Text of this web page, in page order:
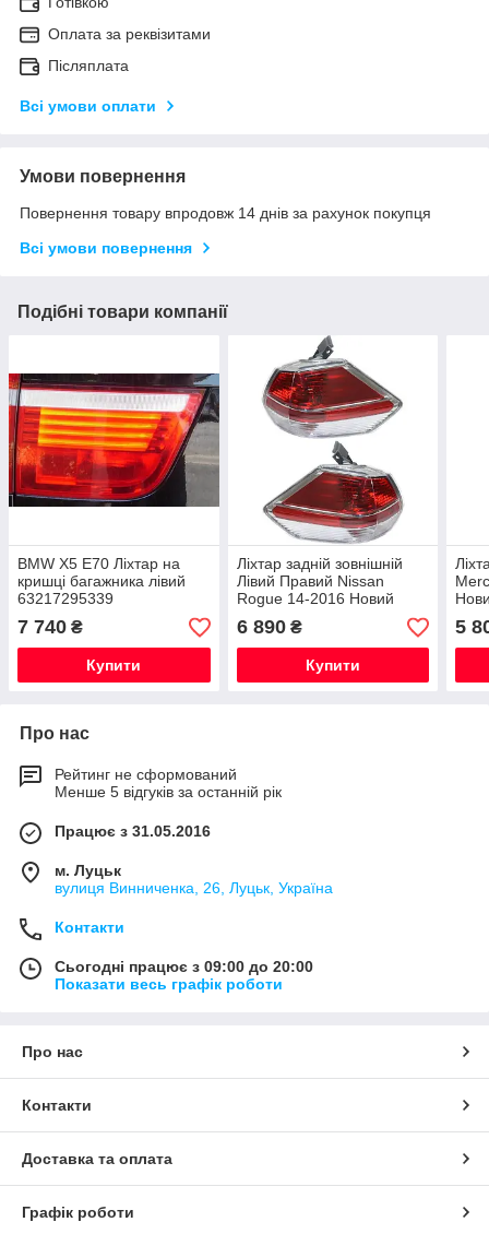
Оплата за реквізитами
Післяплата
Всі умови оплати
Умови повернення
Повернення товару впродовж 14 днів за рахунок покупця
Всі умови повернення
Подібні товари компанії
BMW X5 E70 Ліхтар на
кришці багажника лівий
63217295339
7 740 ₴
Купити
Ліхтар задній зовнішній
Лівий Правий Nissan
Rogue 14-2016 Новий
Оригінальний
6 890₴
Купити
5
Про нас
Рейтинг не сформований
Менше 5 відгуків за останній рік
Працює з 31.05.2016
м. Луцьк
вулиця Винниченка, 26, Луцьк, Україна
Контакти
Сьогодні працює з 09:00 до 20:00
Показати весь графік роботи
Про нас
Контакти
Доставка та оплата
Графік роботи